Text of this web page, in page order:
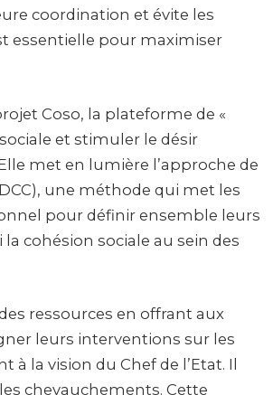
coordination et évite les
essentielle pour maximiser
Coso, la plateforme de «
et stimuler le désir
met en lumière l’approche de
une méthode qui met les
pour définir ensemble leurs
cohésion sociale au sein des
ressources en offrant aux
leurs interventions sur les
la vision du Chef de l’Etat. Il
chevauchements. Cette